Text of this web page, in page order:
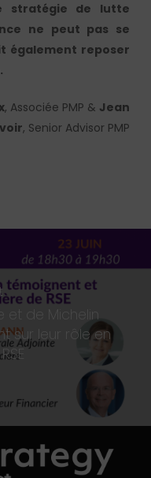
stratégie de lutte
ne peut pas se
également reposer
, Associée PMP & Jean
, Senior Advisor PMP
et de Michelin
sur leur rôle en